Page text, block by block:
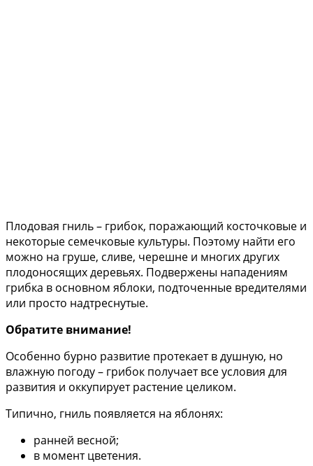
Плодовая гниль – грибок, поражающий косточковые и
некоторые семечковые культуры. Поэтому найти его
можно на груше, сливе, черешне и многих других
плодоносящих деревьях. Подвержены нападениям
грибка в основном яблоки, подточенные вредителями
или просто надтреснутые.
Обратите внимание!
Особенно бурно развитие протекает в душную, но
влажную погоду – грибок получает все условия для
развития и оккупирует растение целиком.
Типично, гниль появляется на яблонях:
ранней весной;
в момент цветения.